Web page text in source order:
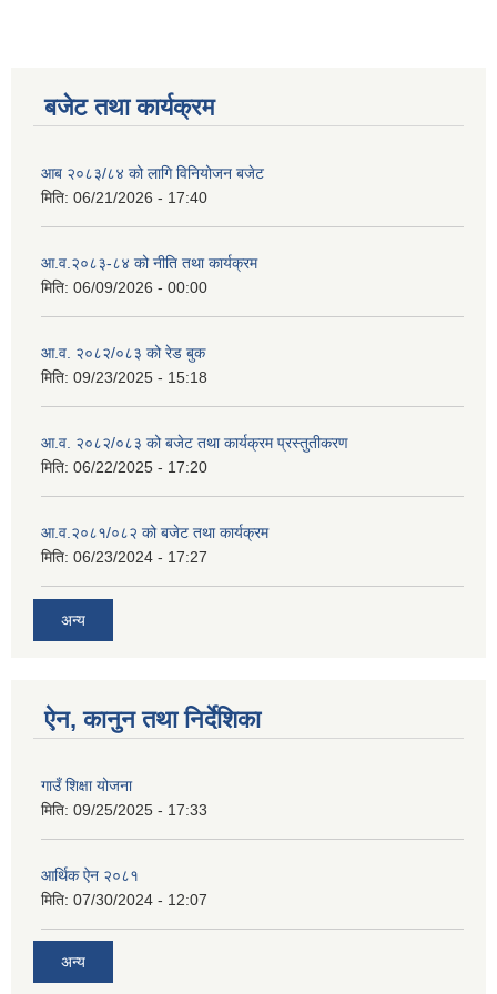
बजेट तथा कार्यक्रम
आब २०८३/८४ को लागि विनियोजन बजेट
मिति: 06/21/2026 - 17:40
आ.व.२०८३-८४ को नीति तथा कार्यक्रम
मिति: 06/09/2026 - 00:00
आ.व. २०८२/०८३ को रेड बुक
मिति: 09/23/2025 - 15:18
आ.व. २०८२/०८३ को बजेट तथा कार्यक्रम प्रस्तुतीकरण
मिति: 06/22/2025 - 17:20
आ.व.२०८१/०८२ को बजेट तथा कार्यक्रम
मिति: 06/23/2024 - 17:27
अन्य
ऐन, कानुन तथा निर्देशिका
गाउँ शिक्षा योजना
मिति: 09/25/2025 - 17:33
आर्थिक ऐन २०८१
मिति: 07/30/2024 - 12:07
अन्य